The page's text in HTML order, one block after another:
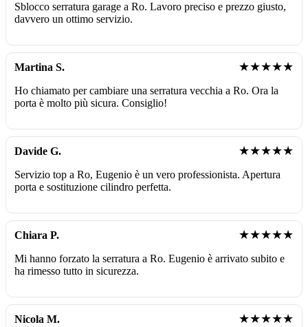
Sblocco serratura garage a Ro. Lavoro preciso e prezzo giusto,
davvero un ottimo servizio.
Martina S. ★★★★★
Ho chiamato per cambiare una serratura vecchia a Ro. Ora la
porta è molto più sicura. Consiglio!
Davide G. ★★★★★
Servizio top a Ro, Eugenio è un vero professionista. Apertura
porta e sostituzione cilindro perfetta.
Chiara P. ★★★★★
Mi hanno forzato la serratura a Ro. Eugenio è arrivato subito e
ha rimesso tutto in sicurezza.
Nicola M. ★★★★★